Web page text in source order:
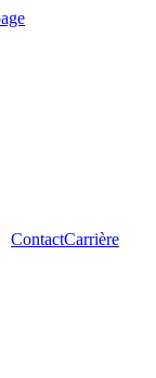
ContactCarrière